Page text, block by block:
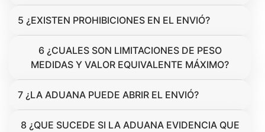
5 ¿EXISTEN PROHIBICIONES EN EL ENVIÓ?
6 ¿CUALES SON LIMITACIONES DE PESO
MEDIDAS Y VALOR EQUIVALENTE MÁXIMO?
7 ¿LA ADUANA PUEDE ABRIR EL ENVIÓ?
8 ¿QUE SUCEDE SI LA ADUANA EVIDENCIA QUE